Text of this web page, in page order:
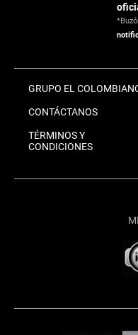
GRUPO EL
CONTÁCTANOS
TÉRMINOS Y
CONDICIONES